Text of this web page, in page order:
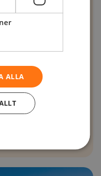
antalet
vidare med
ALLA